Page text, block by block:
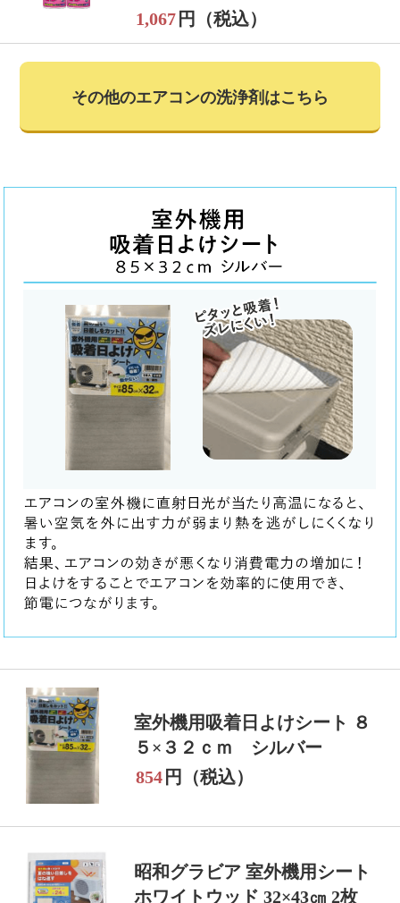
1,067 円（税込）
その他のエアコンの洗浄剤はこちら
室外機用吸着日よけシート ８
５×３２ｃｍ シルバー
854 円（税込）
昭和グラビア 室外機用シート
ホワイトウッド 32×43㎝ 2枚